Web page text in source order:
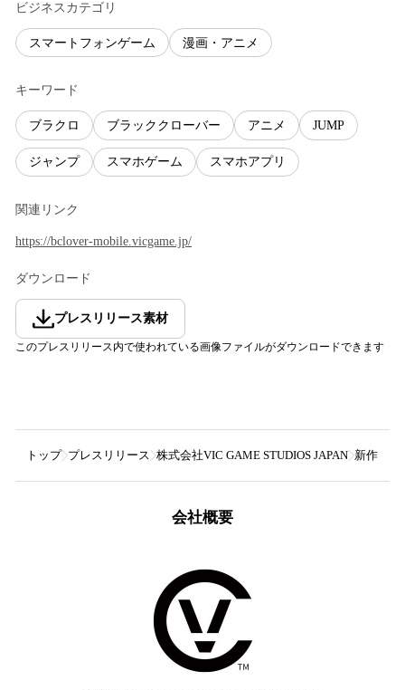
ビジネスカテゴリ
スマートフォンゲーム 漫画・アニメ
キーワード
ブラクロ ブラッククローバー アニメ JUMP
ジャンプ スマホゲーム スマホアプリ
関連リンク
https://bclover-mobile.vicgame.jp/
ダウンロード
プレスリリース素材
このプレスリリース内で使われている画像ファイルがダウンロードできます
トップ プレスリリース 株式会社VIC GAME STUDIOS JAPAN 新作ア
会社概要